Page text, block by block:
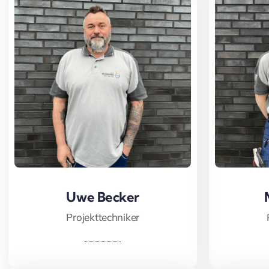
Uwe Becker
Projekttechniker
Uwe Becker